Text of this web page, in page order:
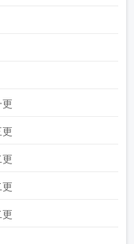
更
更
更
更
更